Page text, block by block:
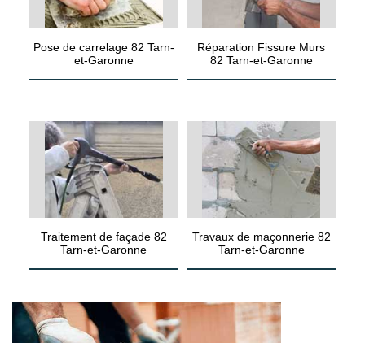
Pose de carrelage 82 Tarn-
et-Garonne
Réparation Fissure Murs
82 Tarn-et-Garonne
Traitement de façade 82
Tarn-et-Garonne
Travaux de maçonnerie 82
Tarn-et-Garonne